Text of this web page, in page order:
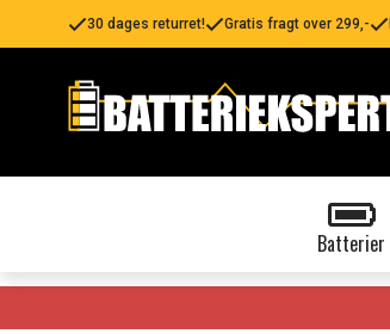
30 dages returret! Gratis fragt over 299,-
Batterier